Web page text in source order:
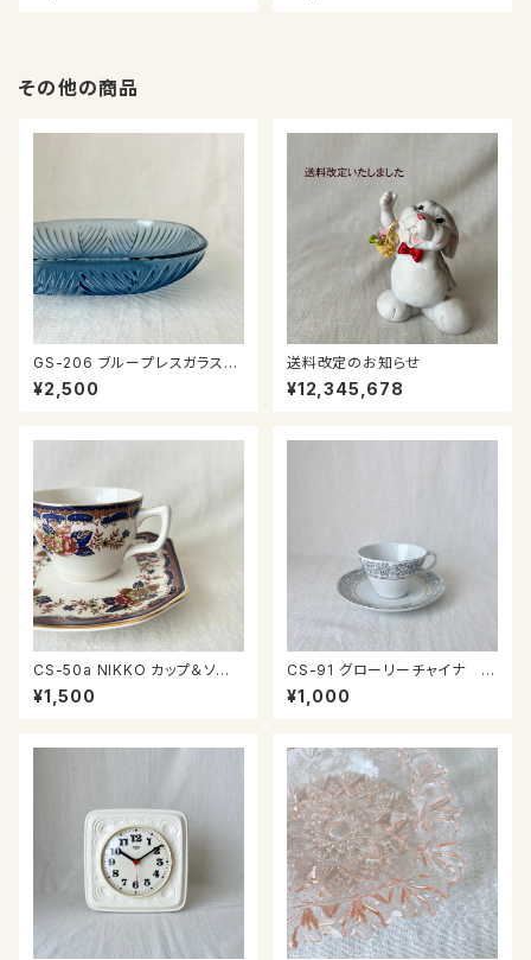
その他の商品
GS-206 ブループレスガラスの
器
¥2,500
送料改定のお知らせ
¥12,345,678
CS-50a NIKKO カップ＆ソー
サー
¥1,500
CS-91 グローリーチャイナ カ
ップ＆ソーサー
¥1,000